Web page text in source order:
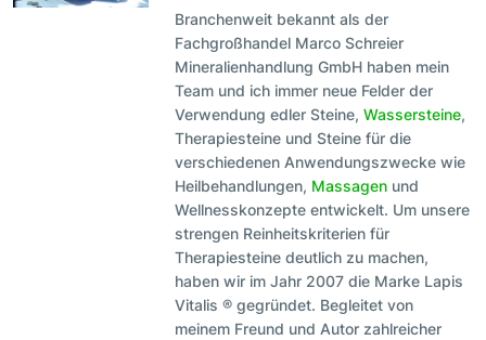
Branchenweit bekannt als der
Fachgroßhandel Marco Schreier
Mineralienhandlung GmbH haben mein
Team und ich immer neue Felder der
Verwendung edler Steine,Wassersteine,
Therapiesteine und Steine für die
verschiedenen Anwendungszwecke wie
Heilbehandlungen, Massagen und
Wellnesskonzepte entwickelt. Um unsere
strengen Reinheitskriterien für
Therapiesteine deutlich zu machen,
haben wir im Jahr 2007 die Marke Lapis
Vitalis ® gegründet. Begleitet von
meinem Freund und Autor zahlreicher